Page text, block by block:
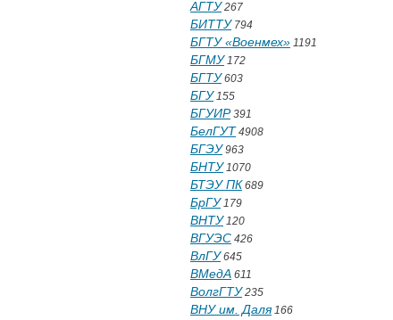
АГТУ267
БИТТУ794
БГТУ «Военмех» 1191
БГМУ172
БГТУ603
БГУ155
БГУИР391
БелГУТ 4908
БГЭУ963
БНТУ1070
БТЭУ ПК 689
БрГУ179
ВНТУ120
ВГУЭС 426
ВлГУ645
ВМедА 611
ВолгГТУ235
ВНУ им. Даля166